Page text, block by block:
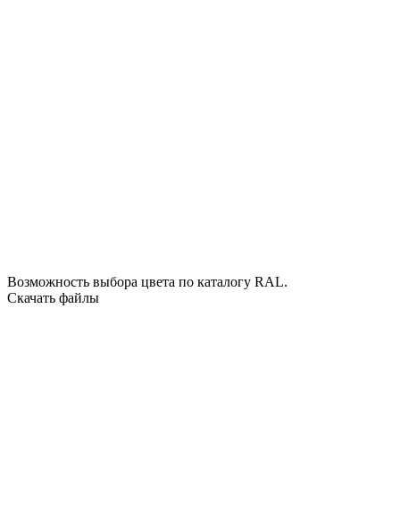
Возможность выбора цвета по каталогу RAL.
Скачать файлы